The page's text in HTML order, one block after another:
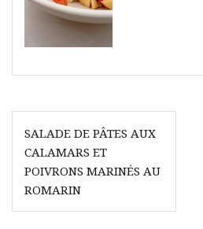
Navigation
de
l’article
SALADE DE PÂTES AUX
CALAMARS ET
POIVRONS MARINÉS AU
ROMARIN